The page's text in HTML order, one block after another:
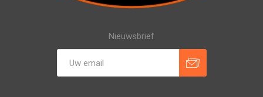
Nieuwsbrief